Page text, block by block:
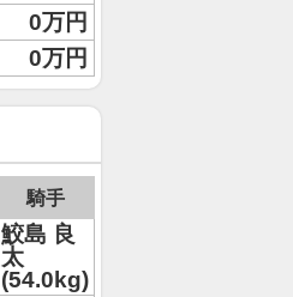
0万円
0万円
騎手
鮫島 良
太
(54.0kg)